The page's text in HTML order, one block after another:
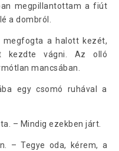
megpillantottam a fiút
a dombról.
megfogta a halott kezét,
kezdte vágni. Az olló
mancsában.
egy csomó ruhával a
– Mindig ezekben járt.
– Tegye oda, kérem, a